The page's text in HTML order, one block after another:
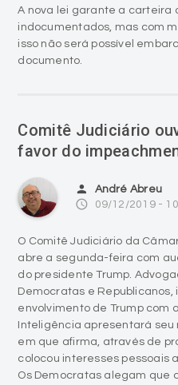
A nova lei garante a carteira
indocumentados, mas com
isso não será possível
documento.
Comitê Judiciário
favor do
person André Abreu
access_time 09/12/2019 -
O Comitê Judiciário da
abre a segunda-feira com
do presidente Trump.
Democratas e Republicanos,
envolvimento de Trump com
Inteligência apresentará seu
em que afirma, através de
colocou interesses pessoais
Os Democratas alegam que